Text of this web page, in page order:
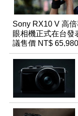
Sony RX10 V 高
眼相機正式在台發
議售價 NT$ 65,980